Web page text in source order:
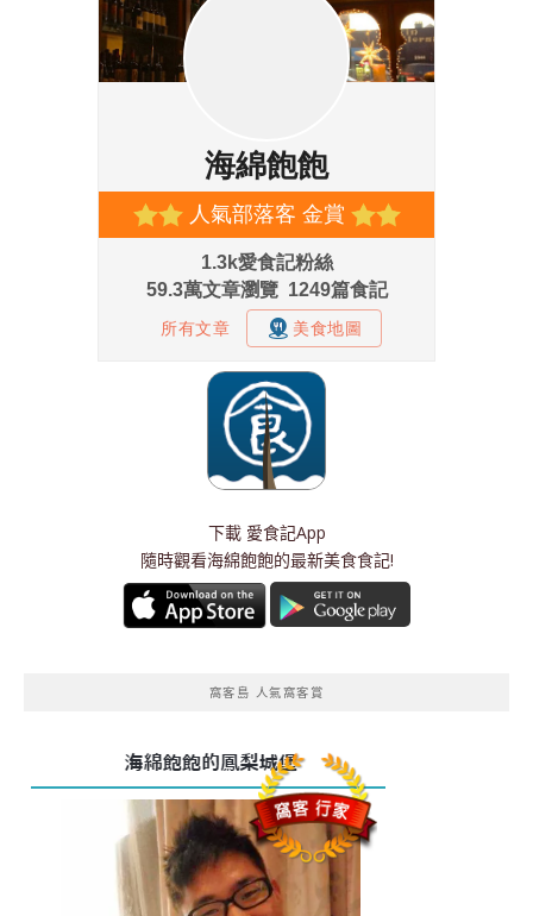
下載 愛食記App
隨時觀看海綿飽飽的最新美食食記!
窩客島 人氣窩客賞